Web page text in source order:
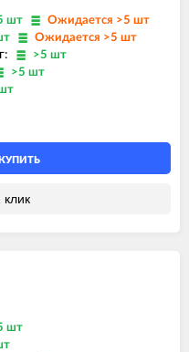
шт Ожидается >5 шт
Ожидается >5 шт
>5 шт
>5 шт
КУПИТЬ
клик
шт